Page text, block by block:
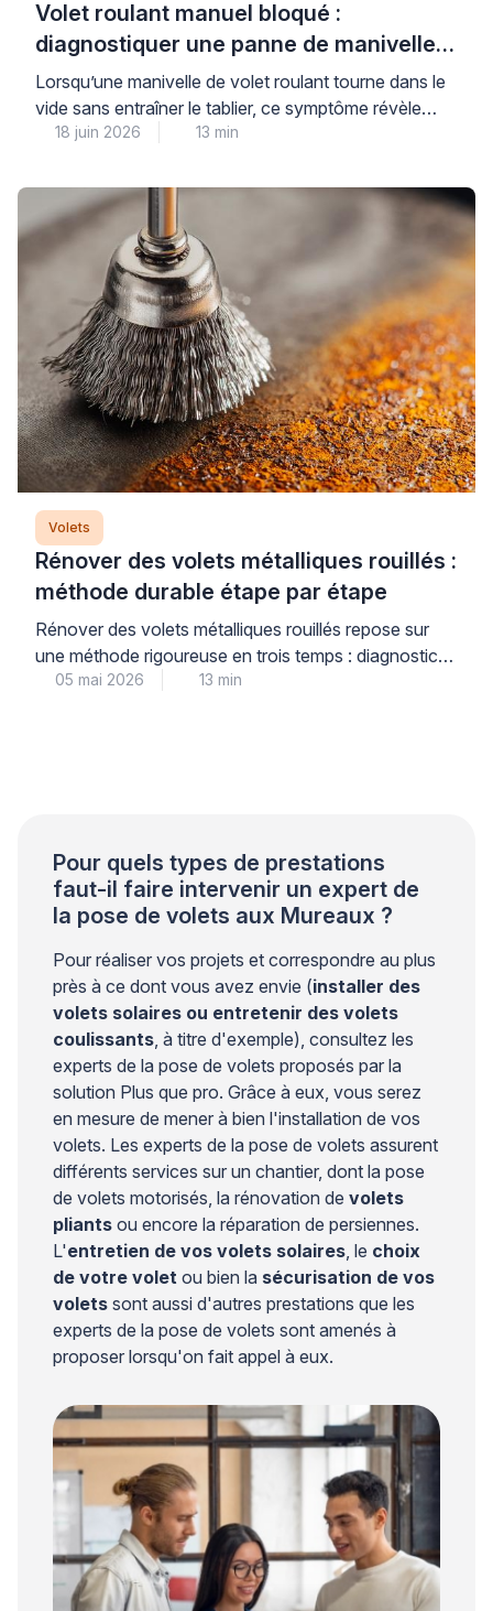
Volet roulant manuel bloqué :
diagnostiquer une panne de manivelle
ou de treuil
Lorsqu’une manivelle de volet roulant tourne dans le
vide sans entraîner le tablier, ce symptôme révèle
généralement un problème au niveau du treuil ou des
panne courante nécessite un diagnostic méthodique
pour identifier précisément l’origine du
dysfonctionnement et éviter d’aggraver la situation
par une intervention inadaptée. Plus […]
18 juin 2026 13 min
Volets
Rénover des volets métalliques rouillés :
méthode durable étape par étape
Rénover des volets métalliques rouillés repose sur
une méthode rigoureuse en trois temps : diagnostic
précis du niveau de corrosion, décapage adapté au
05 mai 2026 13 min
Pour quels types de prestations
faut-il faire intervenir un expert de
la pose de volets aux Mureaux ?
Pour réaliser vos projets et correspondre au plus
près à ce dont vous avez envie (installer des
volets solaires ou entretenir des volets
coulissants, à titre d'exemple), consultez les
experts de la pose de volets proposés par la
solution Plus que pro. Grâce à eux, vous serez
en mesure de mener à bien l'installation de vos
volets. Les experts de la pose de volets assurent
différents services sur un chantier, dont la pose
de volets motorisés, la rénovation de volets
pliants ou encore la réparation de persiennes.
L'entretien de vos volets solaires, le choix
de votre volet ou bien la sécurisation de vos
volets sont aussi d'autres prestations que les
experts de la pose de volets sont amenés à
proposer lorsqu'on fait appel à eux.